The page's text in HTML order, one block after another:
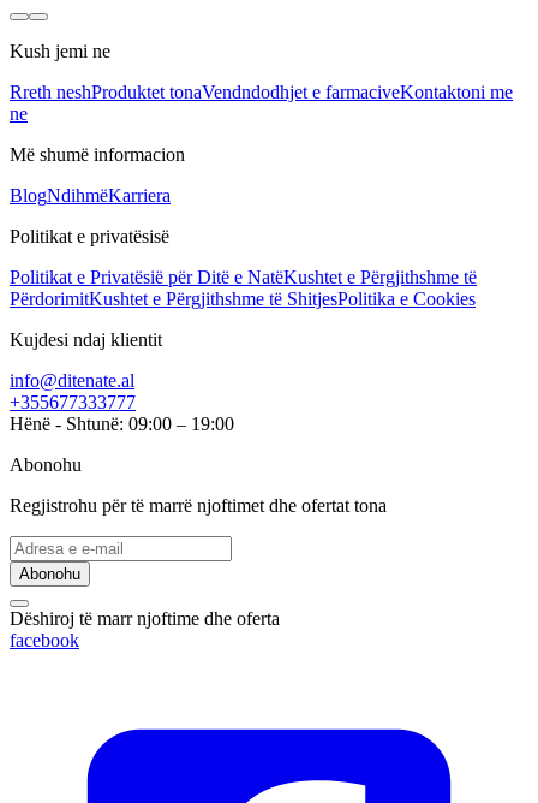
Kush jemi ne
Rreth neshProduktet tonaVendndodhjet e farmaciveKontaktoni me
ne
Më shumë informacion
BlogNdihmëKarriera
Politikat e privatësisë
Politikat e Privatësië për Ditë e NatëKushtet e Përgjithshme të
PërdorimitKushtet e Përgjithshme të ShitjesPolitika e Cookies
Kujdesi ndaj klientit
info@ditenate.al
+355677333777
Hënë - Shtunë: 09:00 – 19:00
Abonohu
Regjistrohu për të marrë njoftimet dhe ofertat tona
Abonohu
Dëshiroj të marr njoftime dhe oferta
facebook